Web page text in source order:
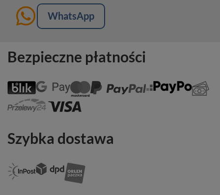
WhatsApp
Bezpieczne płatności
Szybka dostawa